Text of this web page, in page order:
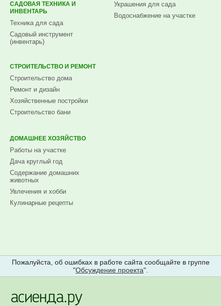
САДОВАЯ ТЕХНИКА И
ИНВЕНТАРЬ
Техника для сада
Садовый инструмент
(инвентарь)
Украшения для сада
Водоснабжение на участке
СТРОИТЕЛЬСТВО И РЕМОНТ
Строительство дома
Ремонт и дизайн
Хозяйственные постройки
Строительство бани
ДОМАШНЕЕ ХОЗЯЙСТВО
Работы на участке
Дача круглый год
Содержание домашних
животных
Увлечения и хобби
Кулинарные рецепты
Пожалуйста, об ошибках в работе сайта сообщайте в группе
"Обсуждение проекта".